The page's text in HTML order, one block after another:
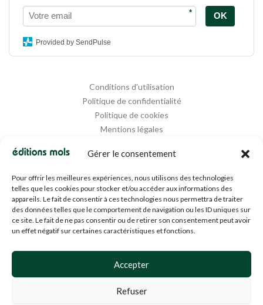
Gérer le consentement
Pour offrir les meilleures expériences, nous utilisons des technologies
telles que les cookies pour stocker et/ou accéder aux informations des
appareils. Le fait de consentir à ces technologies nous permettra de traiter
des données telles que le comportement de navigation ou les ID uniques sur
ce site. Le fait de ne pas consentir ou de retirer son consentement peut avoir
un effet négatif sur certaines caractéristiques et fonctions.
Accepter
Refuser
* OK
Provided by SendPulse
Conditions d'utilisation
Politique de confidentialité
Politique de cookies
Mentions légales
Agence Media 112